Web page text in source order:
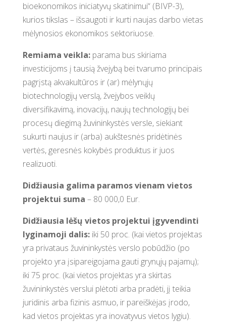
bioekonomikos iniciatyvų skatinimui“ (BIVP-3),
kurios tikslas – išsaugoti ir kurti naujas darbo vietas
mėlynosios ekonomikos sektoriuose.
Remiama veikla:parama bus skiriama
investicijoms į tausią žvejybą bei tvarumo principais
pagrįstą akvakultūros ir (ar) mėlynųjų
biotechnologijų verslą, žvejybos veiklų
diversifikavimą, inovacijų, naujų technologijų bei
procesų diegimą žuvininkystės versle, siekiant
sukurti naujus ir (arba) aukštesnės pridėtinės
vertės, geresnės kokybės produktus ir juos
realizuoti.
Didžiausia galima paramos vienam vietos
projektui suma – 80 000,0 Eur.
Didžiausia lėšų vietos projektui įgyvendinti
lyginamoji dalis:iki 50 proc. (kai vietos projektas
yra privataus žuvininkystės verslo pobūdžio (po
projekto yra įsipareigojama gauti grynųjų pajamų);
iki 75 proc. (kai vietos projektas yra skirtas
žuvininkystės verslui plėtoti arba pradėti, jį teikia
juridinis arba fizinis asmuo, ir pareiškėjas įrodo,
kad vietos projektas yra inovatyvus vietos lygiu).